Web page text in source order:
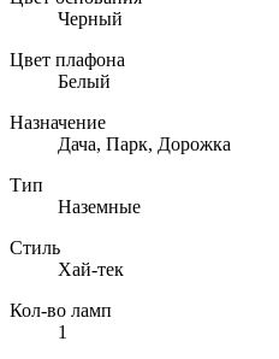
Черный
Цвет плафона
Белый
Назначение
Дача, Парк, Дорожка
Тип
Наземные
Стиль
Хай-тек
Кол-во ламп
1